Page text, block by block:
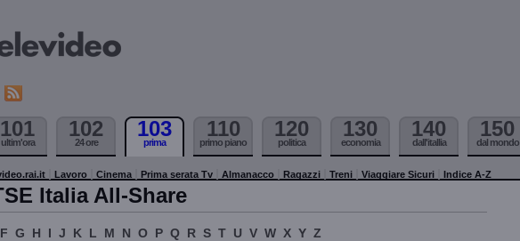
101
ultim'ora
102
24 ore
103
prima
110
primo piano
120
politica
130
economia
140
dall'itallia
150
dal mondo
Lavoro Cinema Prima serata Tv Almanacco Ragazzi Treni Viaggiare Sicuri Indice A-Z
Italia All-Share
F G H I J K L M N O P Q R S T U V W X Y Z